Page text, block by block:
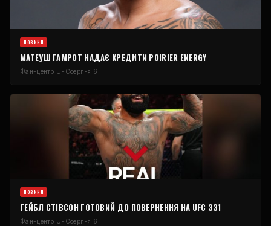
НОВИНИ
МАТЕУШ ГАМРОТ НАДАЄ КРЕДИТИ POIRIER ENERGY
Фан-центр UFCсерпня 6
НОВИНИ
ГЕЙБЛ СТІВСОН ГОТОВИЙ ДО ПОВЕРНЕННЯ НА UFC 331
Фан-центр UFCсерпня 6